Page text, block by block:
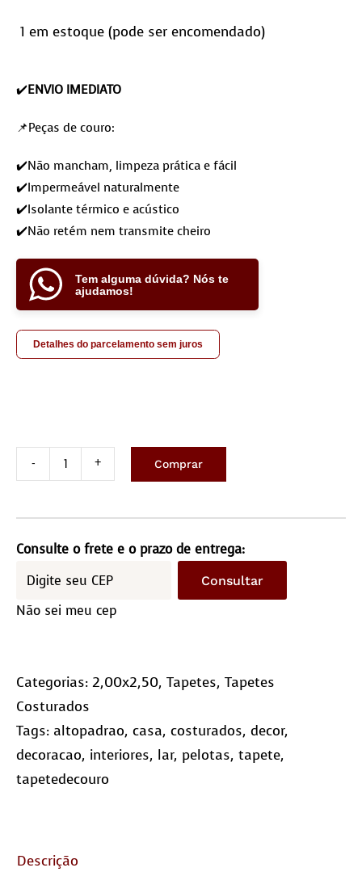
1 em estoque (pode ser encomendado)
✔️ENVIO IMEDIATO
📌Peças de couro:
✔️Não mancham, limpeza prática e fácil
✔️Impermeável naturalmente
✔️Isolante térmico e acústico
✔️Não retém nem transmite cheiro
Tem alguma dúvida? Nós te
ajudamos!
Detalhes do parcelamento sem juros
2,0x2,5m
-
Quadriculado
quantidade
Comprar
Consulte o frete e o prazo de entrega:
Consultar
Não sei meu cep
Categorias: 2,00x2,50, Tapetes, Tapetes
Costurados
Tags: altopadrao, casa, costurados, decor,
decoracao, interiores, lar, pelotas, tapete,
tapetedecouro
Descrição